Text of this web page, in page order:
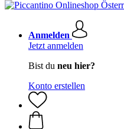
Anmelden
Jetzt anmelden
Bist du neu hier?
Konto erstellen